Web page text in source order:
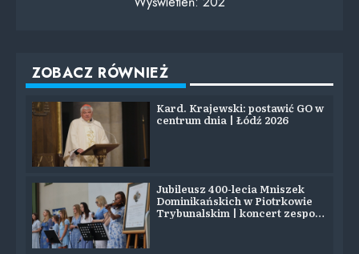
ZOBACZ RÓWNIEŻ
Kard. Krajewski: postawić GO w
centrum dnia | Łódź 2026
Jubileusz 400-lecia Mniszek
Dominikańskich w Piotrkowie
Trybunalskim | koncert zespołu